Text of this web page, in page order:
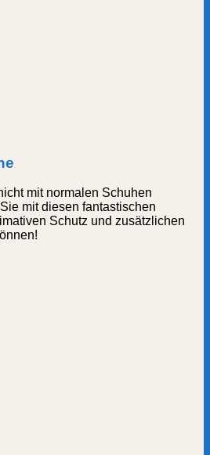
mit normalen Schuhen
mit diesen fantastischen
Schutz und zusätzlichen